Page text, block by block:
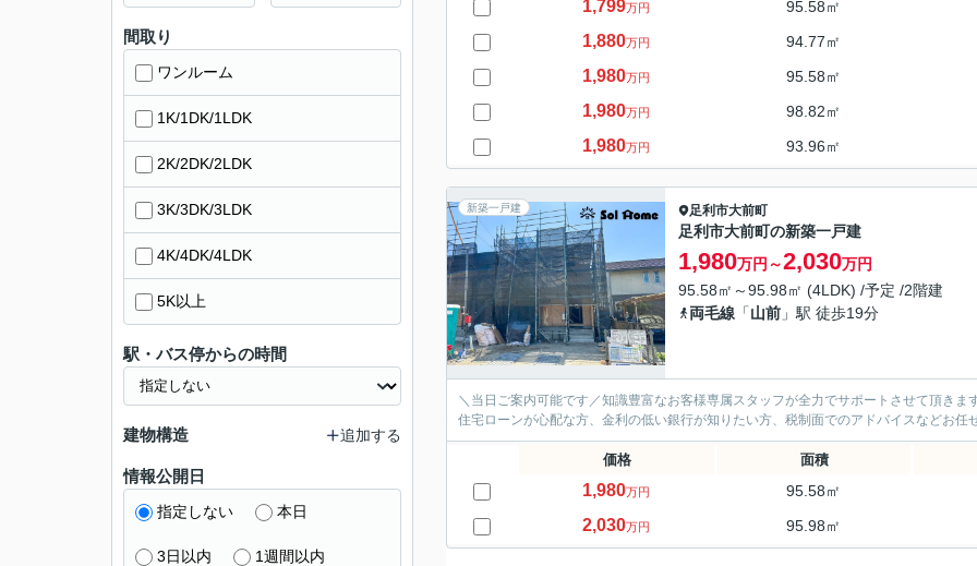
1,799万円 95.58㎡
1,880万円 94.77㎡
1,980万円 95.58㎡
1,980万円 98.82㎡
1,980万円 93.96㎡
新築一戸建 足利市大前町
足利市大前町の新築一戸建
1,980万円～2,030万円
95.58㎡～95.98㎡ (4LDK) /予定 /2階建
両毛線 「山前 」駅 徒歩19分
＼当日ご案内可能です／知識豊富なお客様専属スタッフが全力でサポートさせて頂きま
住宅ローンが心配な方、金利の低い銀行が知りたい方、税制面でのアドバイスなどお任
価格 面積
1,980万円 95.58㎡
2,030万円 95.98㎡
間取り
ワンルーム
1K/1DK/1LDK
2K/2DK/2LDK
3K/3DK/3LDK
4K/4DK/4LDK
5K以上
駅・バス停からの時間
建物構造 追加する
情報公開日
指定しない 本日
3日以内 1週間以内